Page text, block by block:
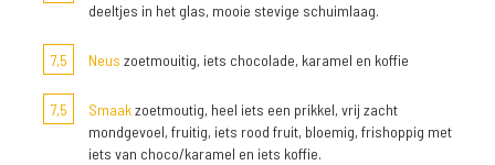
deeltjes in het glas, mooie stevige schuimlaag.
7,5 Neus zoetmouitig, iets chocolade, karamel en koffie
7,5 Smaakzoetmoutig, heel iets een prikkel, vrij zacht
mondgevoel, fruitig, iets rood fruit, bloemig, frishoppig met
iets van choco/karamel en iets koffie.